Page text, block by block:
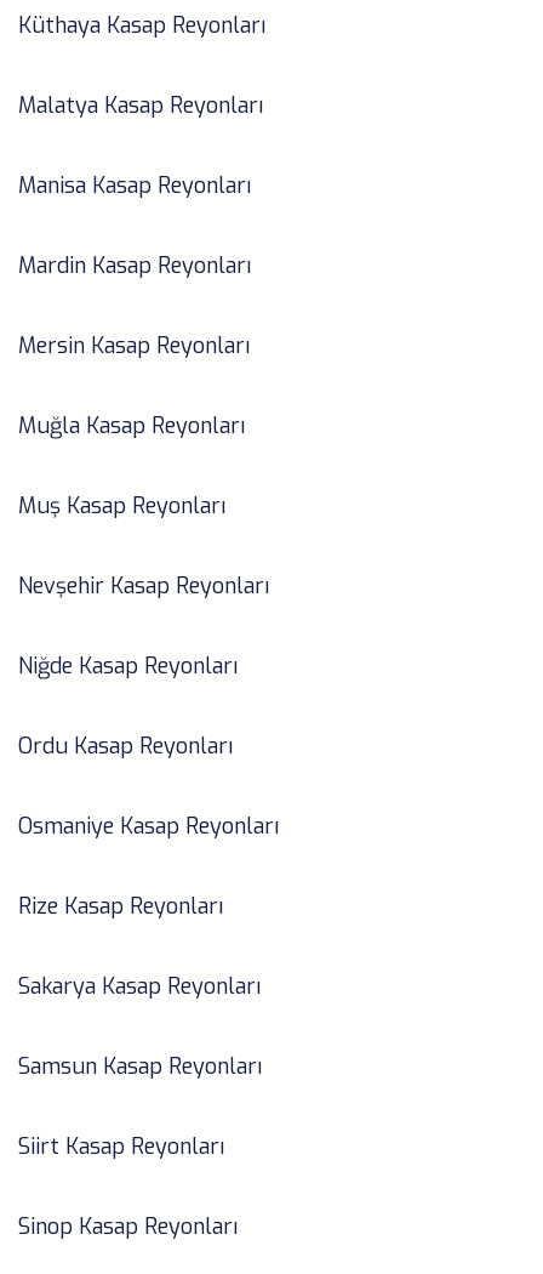
Küthaya Kasap Reyonları
Malatya Kasap Reyonları
Manisa Kasap Reyonları
Mardin Kasap Reyonları
Mersin Kasap Reyonları
Muğla Kasap Reyonları
Muş Kasap Reyonları
Nevşehir Kasap Reyonları
Niğde Kasap Reyonları
Ordu Kasap Reyonları
Osmaniye Kasap Reyonları
Rize Kasap Reyonları
Sakarya Kasap Reyonları
Samsun Kasap Reyonları
Siirt Kasap Reyonları
Sinop Kasap Reyonları